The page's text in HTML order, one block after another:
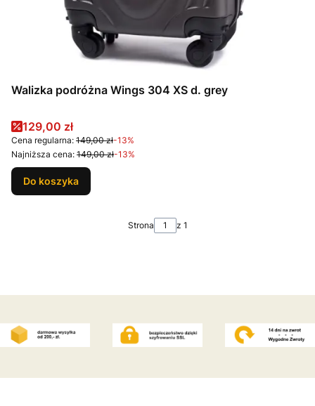
Walizka podróżna Wings 304 XS d. grey
Cena promocyjna
129,00 zł
Cena regularna: 149,00 zł-13%
Najniższa cena: 149,00 zł-13%
Do koszyka
Strona z 1